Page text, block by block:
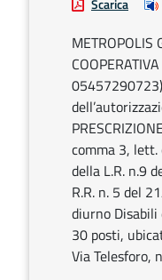
Scarica
METROPOLIS
comma 3, lett.
della L.R. n.9
R.R. n. 5 del
diurno
30 posti,
Via Telesforo,